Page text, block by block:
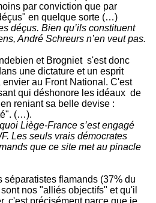
par conviction que par
en quelque sorte (…)
déçus. Bien qu’ils constituent
André Schreurs n’en veut pas.
et Brogniet s'est donc
une dictature et un esprit
au Front National. C'est
qui déshonore les idéaux de
reniant sa belle devise :
(…).
Liège-France s’est engagé
Les seuls vrais démocrates
que ce site met au pinacle
flamands (37% du
nos "alliés objectifs" et qu'il